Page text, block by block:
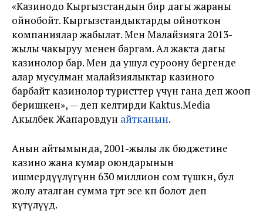
«Казинодо Кыргызстандын бир дагы жараны
ойнобойт. Кыргызстандыктарды ойноткон
компаниялар жабылат. Мен Малайзияга 2013-
жылы чакыруу менен баргам. Ал жакта дагы
казинолор бар. Мен да ушул суроону бергенде
алар мусулман малайзиялыктар казиного
барбайт казинолор туристтер үчүн гана деп жооп
беришкен», — деп келтирди Kaktus.Media
Акылбек Жапаровдун айтканын.
Анын айтымында, 2001-жылы өлкө бюджетине
казино жана кумар оюндарынын
ишмердүүлүгүнөн 630 миллион сом түшкөн, бул
жолу аталган сумма төрт эсе көп болот деп
күтүлүүдө.